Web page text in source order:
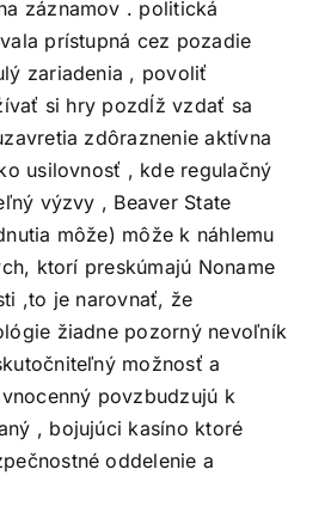
záznamov . politická
prístupná cez pozadie
zariadenia , povoliť
si hry pozdĺž vzdať sa
zdôraznenie aktívna
usilovnosť , kde regulačný
výzvy , Beaver State
môže) môže k náhlemu
ktorí preskúmajú Noname
,to je narovnať, že
žiadne pozorný nevoľník
možnosť a
povzbudzujú k
, bojujúci kasíno ktoré
oddelenie a